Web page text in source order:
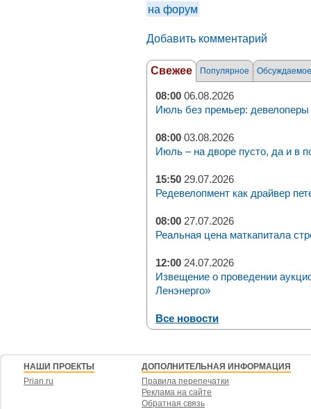
на форум
Добавить комментарий
Свежее Популярное Обсуждаемое
08:00 06.08.2026
Июль без премьер: девелоперы
08:00 03.08.2026
Июль – на дворе пусто, да и в
15:50 29.07.2026
Редевелопмент как драйвер
08:00 27.07.2026
Реальная цена маткапитала
12:00 24.07.2026
Извещение о проведении
Ленэнерго»
Все новости
НАШИ ПРОЕКТЫ
Prian.ru
ДОПОЛНИТЕЛЬНАЯ ИНФОРМАЦИЯ
Правила перепечатки
Реклама на сайте
Обратная связь